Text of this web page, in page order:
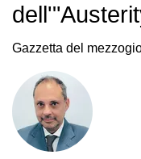
Gazzetta del